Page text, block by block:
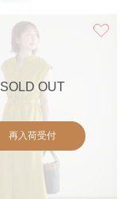
SOLD OUT
再入荷受付